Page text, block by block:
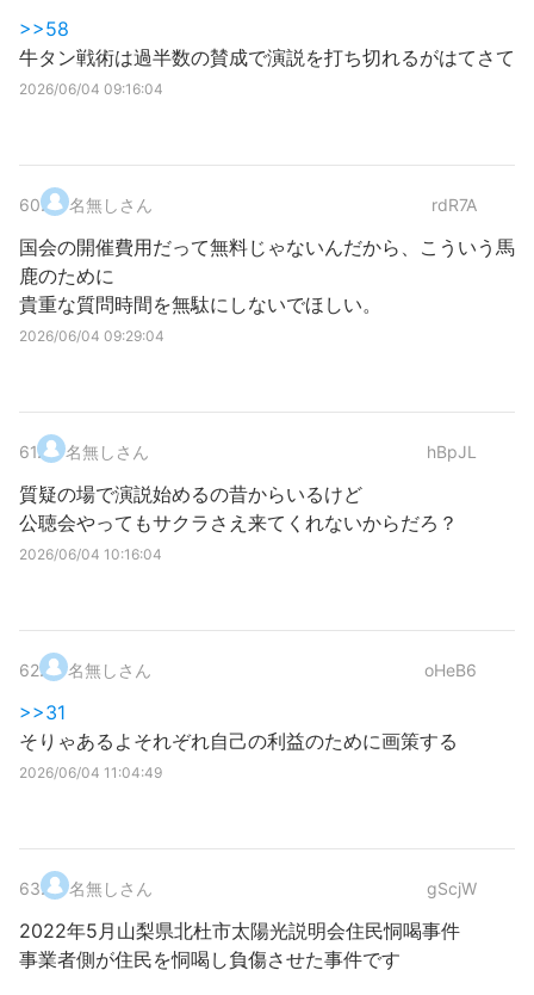
>>58
牛タン戦術は過半数の賛成で演説を打ち切れるがはてさて
2026/06/04 09:16:04
60. 名無しさん rdR7A
国会の開催費用だって無料じゃないんだから、こういう馬
鹿のために
貴重な質問時間を無駄にしないでほしい。
2026/06/04 09:29:04
61. 名無しさん hBpJL
質疑の場で演説始めるの昔からいるけど
公聴会やってもサクラさえ来てくれないからだろ？
2026/06/04 10:16:04
62. 名無しさん oHeB6
>>31
そりゃあるよそれぞれ自己の利益のために画策する
2026/06/04 11:04:49
63. 名無しさん gScjW
2022年5月山梨県北杜市太陽光説明会住民恫喝事件
事業者側が住民を恫喝し負傷させた事件です